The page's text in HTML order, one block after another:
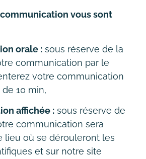
vous sont
orale : sous réserve de la
communication par le
votre communication
10 min,
affichée : sous réserve de
communication sera
lieu où se dérouleront les
et sur notre site